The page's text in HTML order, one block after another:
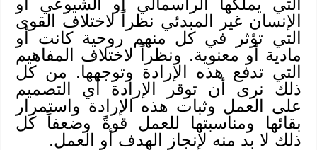
الإنسان غير المبدئي نظراً لاختلاف القوى
التي تؤثر في كل منهم روحية كانت أو
مادية أو معنوية. ونظراً لاختلاف المفاهيم
التي تدفع هذه الإرادة وتوجهها. من كل
ذلك نرى أن توقر الإرادة أي التصميم
على العمل وثبات هذه الإرادة واستمرار
بقائها ومناسبتها للعمل قوةً وضعفاً كل
ذلك لا بد منه لإنجاز الهدف أو العمل.